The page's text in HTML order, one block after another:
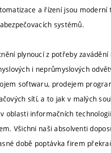
a řízení jsou
systémů.
plynoucí z potřeby
i neprůmyslových
softwaru, prodejem
sítí, a to jak v malých
oblasti informačních
Všichni naši absolventi
době poptávka firem